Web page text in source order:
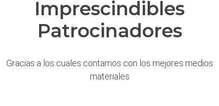
Imprescindibles
Patrocinadores
Gracias a los cuales contamos con los mejores medios
materiales